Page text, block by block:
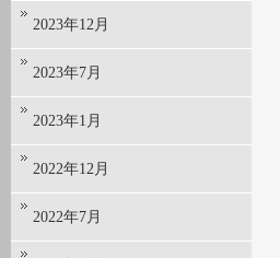
2023年12月
2023年7月
2023年1月
2022年12月
2022年7月